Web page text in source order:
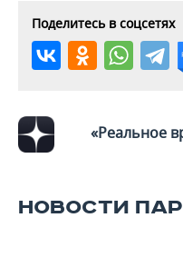
Поделитесь в соцсетях
«Реальное
НОВОСТИ